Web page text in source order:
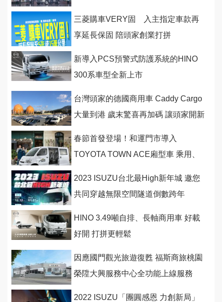
三菱購車VERY固 入主指定車款再
享延長保固 陪頭家創業打拼
新導入PCS預警式防護系統的HINO
300系車型全新上市
台灣頭家的德國商用車 Caddy Cargo
大量到港 歲末驚喜再加碼 讓頭家開新
春節首發登場！和運門市導入
TOYOTA TOWN ACE廂型車 乘用、
2023 ISUZU台北最High新年城 邀您
共同穿越無限空間隧道倒數跨年
HINO 3.49噸自排、長軸商用車 好載
好開 打拼更輕鬆
因應國門觀光旅遊復甦 福斯商旅桃園
榮陞大興服務中心全功能上線服務
2022 ISUZU「團圓感恩 力創新局」